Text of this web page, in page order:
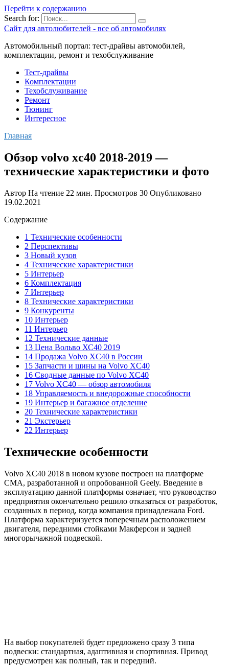
Перейти к содержанию
Search for:
Сайт для автолюбителей - все об автомобилях
Автомобильный портал: тест-драйвы автомобилей,
комплектации, ремонт и техобслуживание
Тест-драйвы
Комплектации
Техобслуживание
Ремонт
Тюнинг
Интересное
Главная
Обзор volvo xc40 2018-2019 —
технические характеристики и фото
Автор На чтение 22 мин. Просмотров 30 Опубликовано
19.02.2021
Содержание
1 Технические особенности
2 Перспективы
3 Новый кузов
4 Технические характеристики
5 Интерьер
6 Комплектация
7 Интерьер
8 Технические характеристики
9 Конкуренты
10 Интерьер
11 Интерьер
12 Технические данные
13 Цена Вольво ХС40 2019
14 Продажа Volvo XC40 в России
15 Запчасти и шины на Volvo XC40
16 Сводные данные по Volvo XC40
17 Volvo XC40 — обзор автомобиля
18 Управляемость и внедорожные способности
19 Интерьер и багажное отделение
20 Технические характеристики
21 Экстерьер
22 Интерьер
Технические особенности
Volvo XC40 2018 в новом кузове построен на платформе
CMA, разработанной и опробованной Geely. Введение в
эксплуатацию данной платформы означает, что руководство
предприятия окончательно решило отказаться от разработок,
созданных в период, когда компания принадлежала Ford.
Платформа характеризуется поперечным расположением
двигателя, передними стойками Макферсон и задней
многорычажной подвеской.
На выбор покупателей будет предложено сразу 3 типа
подвески: стандартная, адаптивная и спортивная. Привод
предусмотрен как полный, так и передний.